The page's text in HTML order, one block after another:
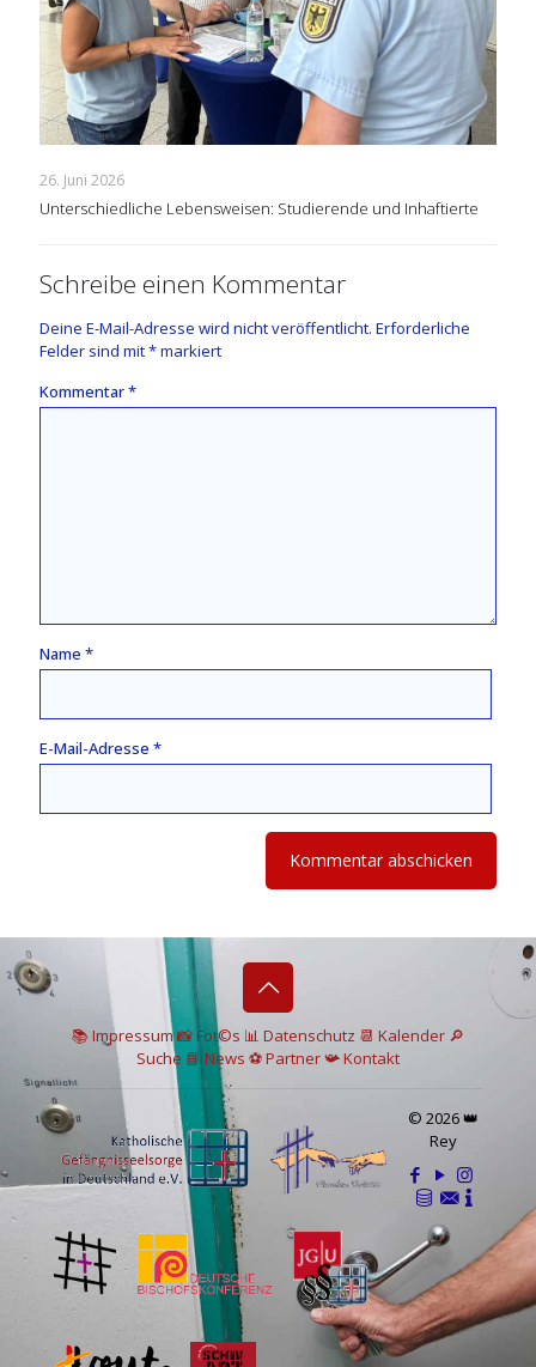
26. Juni 2026
Unterschiedliche Lebensweisen: Studierende und Inhaftierte
Schreibe einen Kommentar
Deine E-Mail-Adresse wird nicht veröffentlicht. Erforderliche
Felder sind mit*markiert
Kommentar*
Name *
E-Mail-Adresse *
📚 Impressum📸Fot©s 📊 Datenschutz 📆 Kalender 🔎
Suche 📘 News ⚽Partner📯Kontakt
© 2026 👑
Rey